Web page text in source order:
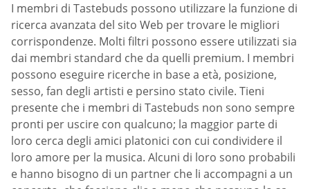
I membri di Tastebuds possono utilizzare la funzione di
ricerca avanzata del sito Web per trovare le migliori
corrispondenze. Molti filtri possono essere utilizzati sia
dai membri standard che da quelli premium. I membri
possono eseguire ricerche in base a età, posizione,
sesso, fan degli artisti e persino stato civile. Tieni
presente che i membri di Tastebuds non sono sempre
pronti per uscire con qualcuno; la maggior parte di
loro cerca degli amici platonici con cui condividere il
loro amore per la musica. Alcuni di loro sono probabili
e hanno bisogno di un partner che li accompagni a un